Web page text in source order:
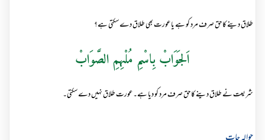
طلاق دینے کا حق صرف مرد کو ہے یا عورت بھی طلاق دے سکتی ہے؟
اَلجَوَابْ بِاسْمِ مُلْہِمِ الصَّوَابْ
شریعت نے طلاق دینے کا حق صرف مرد کو دیا ہے۔ عورت طلاق نہیں دے سکتی۔